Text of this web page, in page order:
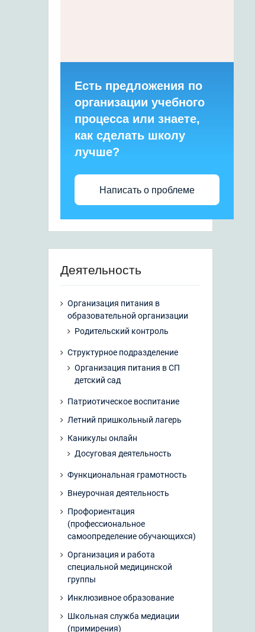
Есть предложения по
организации учебного
процесса или знаете,
как сделать школу
лучше?
Написать о проблеме
Деятельность
Организация питания в
образовательной организации
Родительский контроль
Структурное подразделение
Организация питания в СП
детский сад
Патриотическое воспитание
Летний пришкольный лагерь
Каникулы онлайн
Досуговая деятельность
Функциональная грамотность
Внеурочная деятельность
Профориентация
(профессиональное
самоопределение обучающихся)
Организация и работа
специальной медицинской
группы
Инклюзивное образование
Школьная служба медиации
(примирения)